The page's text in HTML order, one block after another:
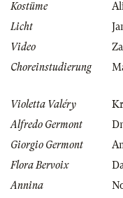
Kostüme
Licht
Video
Choreinstudierung
Violetta Valéry
Alfredo Germont
Giorgio Germont
Flora Bervoix
Annina